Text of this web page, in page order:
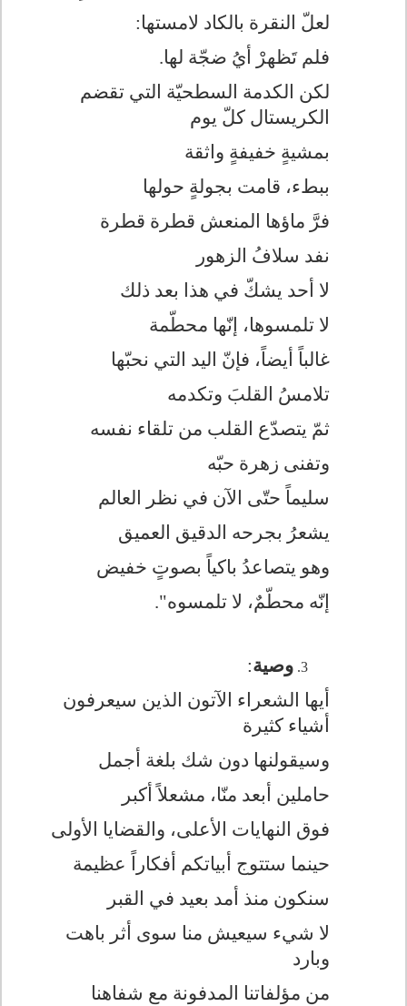
لعلّ النقرة بالكاد لامستها:
فلم تَظهرْ أيُ ضجّة لها.
لكن الكدمة السطحيّة التي تقضم
الكريستال كلّ يوم
بمشيةٍ خفيفةٍ واثقة
ببطء، قامت بجولةٍ حولها
فرَّ ماؤها المنعش قطرة قطرة
نفد سلافُ الزهور
لا أحد يشكّ في هذا بعد ذلك
لا تلمسوها، إنّها محطّمة
غالباً أيضاً، فإنّ اليد التي نحبّها
تلامسُ القلبَ وتكدمه
ثمّ يتصدّع القلب من تلقاء نفسه
وتفنى زهرة حبّه
سليماً حتّى الآن في نظر العالم
يشعرُ بجرحه الدقيق العميق
وهو يتصاعدُ باكياً بصوتٍ خفيض
إنّه محطّمٌ، لا تلمسوه".
وصية:
أيها الشعراء الآتون الذين سيعرفون
أشياء كثيرة
وسيقولنها دون شك بلغة أجمل
حاملين أبعد منّا، مشعلاً أكبر
فوق النهايات الأعلى، والقضايا الأولى
حينما ستتوج أبياتكم أفكاراً عظيمة
سنكون منذ أمد بعيد في القبر
لا شيء سيعيش منا سوى أثر باهت
وبارد
من مؤلفاتنا المدفونة مع شفاهنا